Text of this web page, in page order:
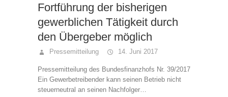
Fortführung der bisherigen
gewerblichen Tätigkeit durch
den Übergeber möglich
Pressemitteilung 14. Juni 2017
Pressemitteilung des Bundesfinanzhofs Nr. 39/2017
Ein Gewerbetreibender kann seinen Betrieb nicht
steuerneutral an seinen Nachfolger…